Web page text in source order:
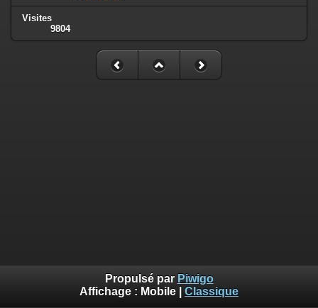
Visites
9804
Propulsé par Piwigo
Affichage : Mobile Classique